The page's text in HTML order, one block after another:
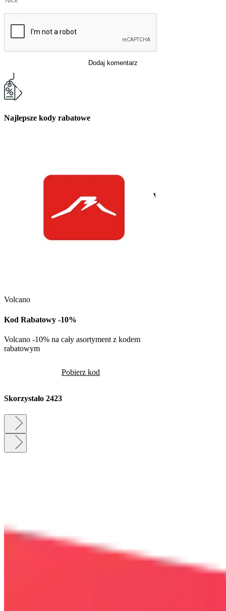
Dodaj komentarz
Najlepsze kody rabatowe
Volcano
Kod Rabatowy -10%
Volcano -10% na cały asortyment z kodem
rabatowym
Pobierz kod
Skorzystało 2423